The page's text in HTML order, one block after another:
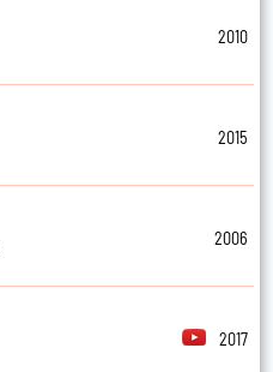
2010
2015
2006
2017